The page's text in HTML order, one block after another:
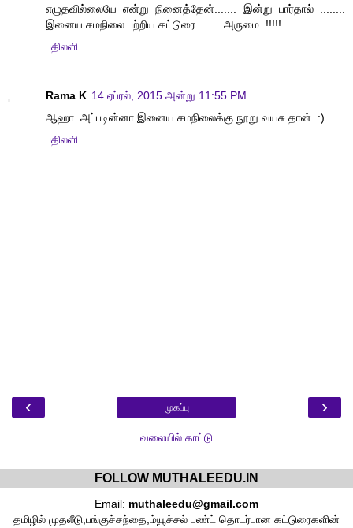
எழுதவில்லையே என்று நினைத்தேன்....... இன்று பார்தால் ........
இனைய சமநிலை பற்றிய கட்டுரை........ அருமை..!!!!!
பதிலளி
Rama K 14 ஏப்ரல், 2015 அன்று 11:55 PM
ஆஹா..அப்படின்னா இனைய சமநிலைக்கு நூறு வயசு தான்..:)
பதிலளி
‹ ›
முகப்பு
வலையில் காட்டு
FOLLOW MUTHALEEDU.IN
Email: muthaleedu@gmail.com
தமிழில் முதலீடு,பங்குச்சந்தை,ம்யூச்சல் பண்ட் தொடர்பான கட்டுரைகளின்